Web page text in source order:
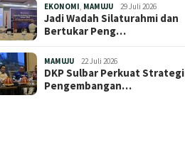
EKONOMI MAMUJU 29 Juli 2026
Jadi Wadah Silaturahmi dan
Bertukar Peng…
MAMUJU 22 Juli 2026
DKP Sulbar Perkuat Strategi
Pengembangan…